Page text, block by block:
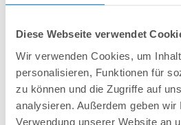
Diese Webseite verwendet
Wir verwenden Cookies, um
personalisieren, Funktionen für
zu können und die Zugriffe auf
analysieren. Außerdem geben
Verwendung unserer Website an
Wasserpflegebedarf deutlich!
Breitmaul-Einbauskimmer Slim für einen
SandfilteranlagePOOL SANA PREMIUM
in Germany) inkl. Filtersand
Erdbeständiges Verrohrungsset PROFI Ø
strong>5-stufige, 60 cm breite
Befestigung am Poolrand